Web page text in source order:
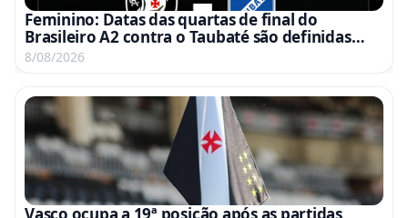
Feminino: Datas das quartas de final do
Brasileiro A2 contra o Taubaté são definidas
para 15 e 22 de agosto
8/08/2026